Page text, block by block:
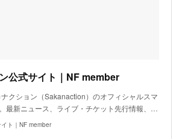
公式サイト｜NF member
クション（Sakanaction）のオフィシャルスマ
最新ニュース、ライブ・チケット先行情報、…
ト｜NF member